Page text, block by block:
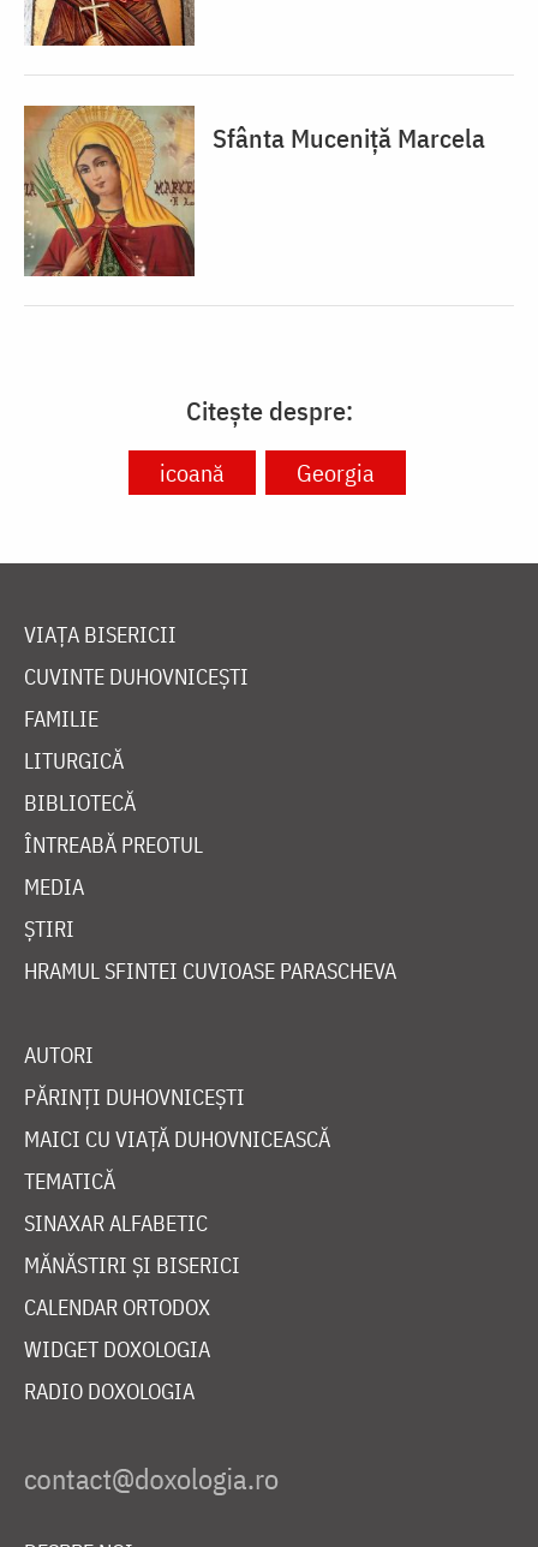
Sfânta Muceniță Marcela
Citește despre:
icoană Georgia
VIAȚA BISERICII
CUVINTE DUHOVNICEȘTI
FAMILIE
LITURGICĂ
BIBLIOTECĂ
ÎNTREABĂ PREOTUL
MEDIA
ȘTIRI
HRAMUL SFINTEI CUVIOASE PARASCHEVA
AUTORI
PĂRINȚI DUHOVNICEȘTI
MAICI CU VIAȚĂ DUHOVNICEASCĂ
TEMATICĂ
SINAXAR ALFABETIC
MĂNĂSTIRI ȘI BISERICI
CALENDAR ORTODOX
WIDGET DOXOLOGIA
RADIO DOXOLOGIA